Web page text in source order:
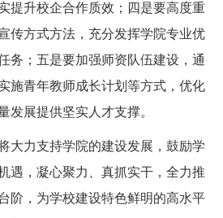
提升校企合作质效；四是要高度重
传方式方法，充分发挥学院专业优
务；五是要加强师资队伍建设，通
施青年教师成长计划等方式，优化
发展提供坚实人才支撑。
大力支持学院的建设发展 ， 鼓励学
遇，凝心聚力、真抓实干，全力推
阶，为学校建设特色鲜明的高水平